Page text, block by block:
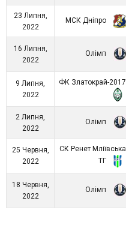
23 Липня,
2022
МСК Дніпро
16 Липня,
2022
Олімп
9 Липня,
2022
ФК Златокрай-2017
2 Липня,
2022
Олімп
25 Червня,
2022
СК Ренет Мліївська
ТГ
18 Червня,
2022
Олімп